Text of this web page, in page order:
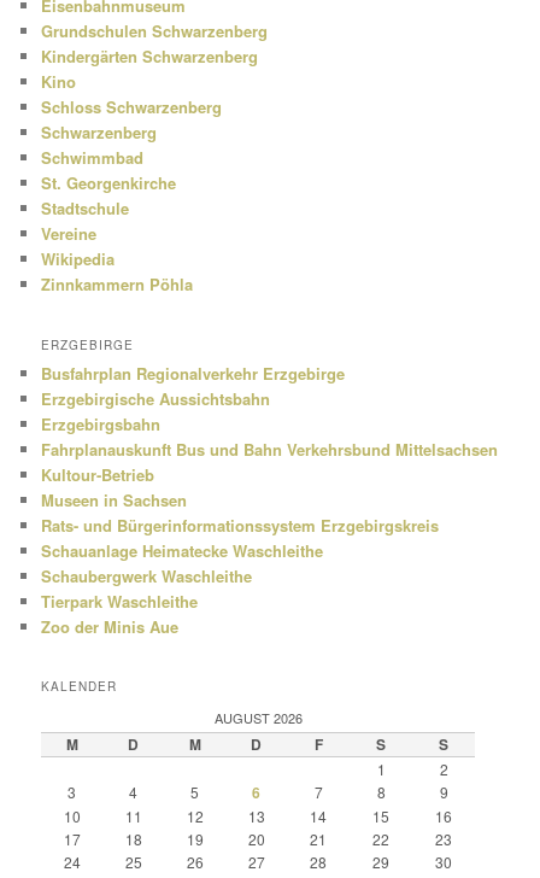
Eisenbahnmuseum
Grundschulen Schwarzenberg
Kindergärten Schwarzenberg
Kino
Schloss Schwarzenberg
Schwarzenberg
Schwimmbad
St. Georgenkirche
Stadtschule
Vereine
Wikipedia
Zinnkammern Pöhla
ERZGEBIRGE
Busfahrplan Regionalverkehr Erzgebirge
Erzgebirgische Aussichtsbahn
Erzgebirgsbahn
Fahrplanauskunft Bus und Bahn Verkehrsbund Mittelsachsen
Kultour-Betrieb
Museen in Sachsen
Rats- und Bürgerinformationssystem Erzgebirgskreis
Schauanlage Heimatecke Waschleithe
Schaubergwerk Waschleithe
Tierpark Waschleithe
Zoo der Minis Aue
KALENDER
AUGUST 2026
M D M D F S S
1
2
3
4 5 6 7 8
9
10
11 12 13 14 15
16
17
18 19 20 21 22
23
24
25 26 27 28 29
30